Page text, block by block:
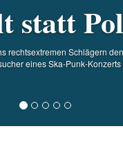
statt
rechtsextremen Schlägern
eines Ska-Punk-Konzerts